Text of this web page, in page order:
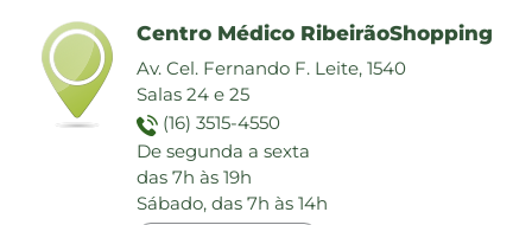
Centro Médico RibeirãoShopping
Av. Cel. Fernando F. Leite, 1540
Salas 24 e 25
(16) 3515-4550
De segunda a sexta
das 7h às 19h
Sábado, das 7h às 14h